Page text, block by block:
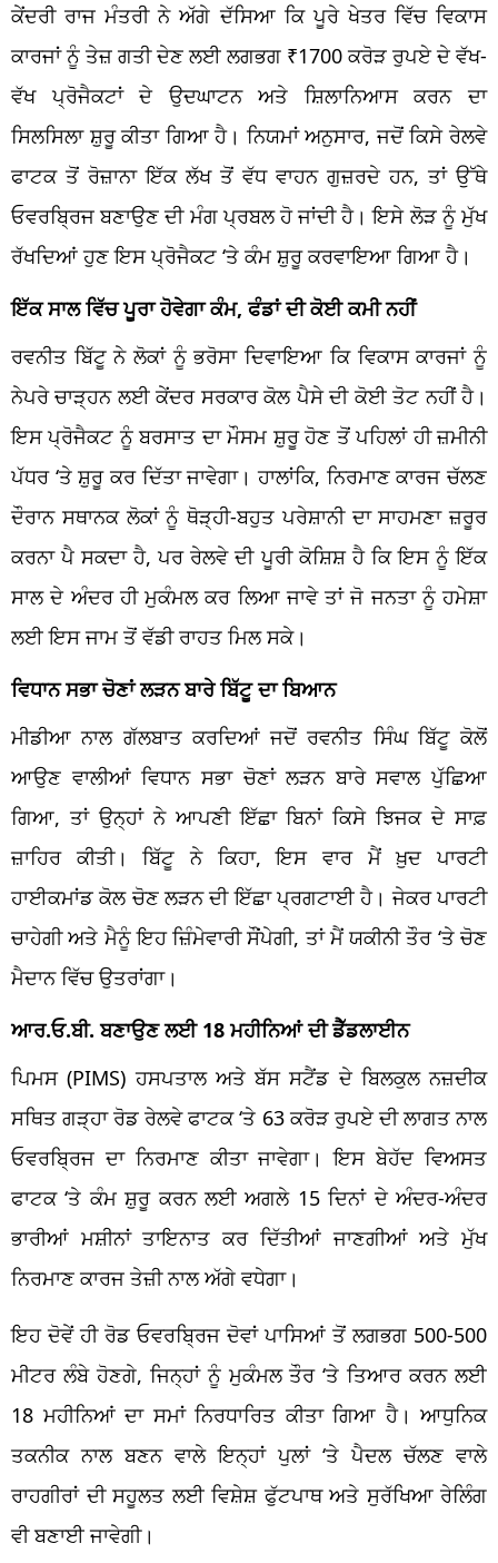
ਕੇਂਦਰੀ ਰਾਜ ਮੰਤਰੀ ਨੇ ਅੱਗੇ ਦੱਸਿਆ ਕਿ ਪੂਰੇ ਖੇਤਰ ਵਿੱਚ ਵਿਕਾਸ
ਕਾਰਜਾਂ ਨੂੰ ਤੇਜ਼ ਗਤੀ ਦੇਣ ਲਈ ਲਗਭਗ ₹1700 ਕਰੋੜ ਰੁਪਏ ਦੇ ਵੱਖ-
ਵੱਖ ਪ੍ਰੋਜੈਕਟਾਂ ਦੇ ਉਦਘਾਟਨ ਅਤੇ ਸ਼ਿਲਾਨਿਆਸ ਕਰਨ ਦਾ
ਸਿਲਸਿਲਾ ਸ਼ੁਰੂ ਕੀਤਾ ਗਿਆ ਹੈ। ਨਿਯਮਾਂ ਅਨੁਸਾਰ, ਜਦੋਂ ਕਿਸੇ ਰੇਲਵੇ
ਫਾਟਕ ਤੋਂ ਰੋਜ਼ਾਨਾ ਇੱਕ ਲੱਖ ਤੋਂ ਵੱਧ ਵਾਹਨ ਗੁਜ਼ਰਦੇ ਹਨ, ਤਾਂ ਉੱਥੇ
ਓਵਰਬ੍ਰਿਜ ਬਣਾਉਣ ਦੀ ਮੰਗ ਪ੍ਰਬਲ ਹੋ ਜਾਂਦੀ ਹੈ। ਇਸੇ ਲੋੜ ਨੂੰ ਮੁੱਖ
ਰੱਖਦਿਆਂ ਹੁਣ ਇਸ ਪ੍ਰੋਜੈਕਟ ‘ਤੇ ਕੰਮ ਸ਼ੁਰੂ ਕਰਵਾਇਆ ਗਿਆ ਹੈ।
ਇੱਕ ਸਾਲ ਵਿੱਚ ਪੂਰਾ ਹੋਵੇਗਾ ਕੰਮ, ਫੰਡਾਂ ਦੀ ਕੋਈ ਕਮੀ ਨਹੀਂ
ਰਵਨੀਤ ਬਿੱਟੂ ਨੇ ਲੋਕਾਂ ਨੂੰ ਭਰੋਸਾ ਦਿਵਾਇਆ ਕਿ ਵਿਕਾਸ ਕਾਰਜਾਂ ਨੂੰ
ਨੇਪਰੇ ਚਾੜ੍ਹਨ ਲਈ ਕੇਂਦਰ ਸਰਕਾਰ ਕੋਲ ਪੈਸੇ ਦੀ ਕੋਈ ਤੋਟ ਨਹੀਂ ਹੈ।
ਇਸ ਪ੍ਰੋਜੈਕਟ ਨੂੰ ਬਰਸਾਤ ਦਾ ਮੌਸਮ ਸ਼ੁਰੂ ਹੋਣ ਤੋਂ ਪਹਿਲਾਂ ਹੀ ਜ਼ਮੀਨੀ
ਪੱਧਰ ‘ਤੇ ਸ਼ੁਰੂ ਕਰ ਦਿੱਤਾ ਜਾਵੇਗਾ। ਹਾਲਾਂਕਿ, ਨਿਰਮਾਣ ਕਾਰਜ ਚੱਲਣ
ਦੌਰਾਨ ਸਥਾਨਕ ਲੋਕਾਂ ਨੂੰ ਥੋੜ੍ਹੀ-ਬਹੁਤ ਪਰੇਸ਼ਾਨੀ ਦਾ ਸਾਹਮਣਾ ਜ਼ਰੂਰ
ਕਰਨਾ ਪੈ ਸਕਦਾ ਹੈ, ਪਰ ਰੇਲਵੇ ਦੀ ਪੂਰੀ ਕੋਸ਼ਿਸ਼ ਹੈ ਕਿ ਇਸ ਨੂੰ ਇੱਕ
ਸਾਲ ਦੇ ਅੰਦਰ ਹੀ ਮੁਕੰਮਲ ਕਰ ਲਿਆ ਜਾਵੇ ਤਾਂ ਜੋ ਜਨਤਾ ਨੂੰ ਹਮੇਸ਼ਾ
ਲਈ ਇਸ ਜਾਮ ਤੋਂ ਵੱਡੀ ਰਾਹਤ ਮਿਲ ਸਕੇ।
ਵਿਧਾਨ ਸਭਾ ਚੋਣਾਂ ਲੜਨ ਬਾਰੇ ਬਿੱਟੂ ਦਾ ਬਿਆਨ
ਮੀਡੀਆ ਨਾਲ ਗੱਲਬਾਤ ਕਰਦਿਆਂ ਜਦੋਂ ਰਵਨੀਤ ਸਿੰਘ ਬਿੱਟੂ ਕੋਲੋਂ
ਆਉਣ ਵਾਲੀਆਂ ਵਿਧਾਨ ਸਭਾ ਚੋਣਾਂ ਲੜਨ ਬਾਰੇ ਸਵਾਲ ਪੁੱਛਿਆ
ਗਿਆ, ਤਾਂ ਉਨ੍ਹਾਂ ਨੇ ਆਪਣੀ ਇੱਛਾ ਬਿਨਾਂ ਕਿਸੇ ਝਿਜਕ ਦੇ ਸਾਫ਼
ਜ਼ਾਹਿਰ ਕੀਤੀ। ਬਿੱਟੂ ਨੇ ਕਿਹਾ, ਇਸ ਵਾਰ ਮੈਂ ਖ਼ੁਦ ਪਾਰਟੀ
ਹਾਈਕਮਾਂਡ ਕੋਲ ਚੋਣ ਲੜਨ ਦੀ ਇੱਛਾ ਪ੍ਰਗਟਾਈ ਹੈ। ਜੇਕਰ ਪਾਰਟੀ
ਚਾਹੇਗੀ ਅਤੇ ਮੈਨੂੰ ਇਹ ਜ਼ਿੰਮੇਵਾਰੀ ਸੌਂਪੇਗੀ, ਤਾਂ ਮੈਂ ਯਕੀਨੀ ਤੌਰ ‘ਤੇ ਚੋਣ
ਮੈਦਾਨ ਵਿੱਚ ਉਤਰਾਂਗਾ।
ਆਰ.ਓ.ਬੀ. ਬਣਾਉਣ ਲਈ 18 ਮਹੀਨਿਆਂ ਦੀ ਡੈੱਡਲਾਈਨ
ਪਿਮਸ (PIMS) ਹਸਪਤਾਲ ਅਤੇ ਬੱਸ ਸਟੈਂਡ ਦੇ ਬਿਲਕੁਲ ਨਜ਼ਦੀਕ
ਸਥਿਤ ਗੜ੍ਹਾ ਰੋਡ ਰੇਲਵੇ ਫਾਟਕ ‘ਤੇ 63 ਕਰੋੜ ਰੁਪਏ ਦੀ ਲਾਗਤ ਨਾਲ
ਓਵਰਬ੍ਰਿਜ ਦਾ ਨਿਰਮਾਣ ਕੀਤਾ ਜਾਵੇਗਾ। ਇਸ ਬੇਹੱਦ ਵਿਅਸਤ
ਫਾਟਕ ‘ਤੇ ਕੰਮ ਸ਼ੁਰੂ ਕਰਨ ਲਈ ਅਗਲੇ 15 ਦਿਨਾਂ ਦੇ ਅੰਦਰ-ਅੰਦਰ
ਭਾਰੀਆਂ ਮਸ਼ੀਨਾਂ ਤਾਇਨਾਤ ਕਰ ਦਿੱਤੀਆਂ ਜਾਣਗੀਆਂ ਅਤੇ ਮੁੱਖ
ਨਿਰਮਾਣ ਕਾਰਜ ਤੇਜ਼ੀ ਨਾਲ ਅੱਗੇ ਵਧੇਗਾ।
ਇਹ ਦੋਵੇਂ ਹੀ ਰੋਡ ਓਵਰਬ੍ਰਿਜ ਦੋਵਾਂ ਪਾਸਿਆਂ ਤੋਂ ਲਗਭਗ 500-500
ਮੀਟਰ ਲੰਬੇ ਹੋਣਗੇ, ਜਿਨ੍ਹਾਂ ਨੂੰ ਮੁਕੰਮਲ ਤੌਰ ‘ਤੇ ਤਿਆਰ ਕਰਨ ਲਈ
18 ਮਹੀਨਿਆਂ ਦਾ ਸਮਾਂ ਨਿਰਧਾਰਿਤ ਕੀਤਾ ਗਿਆ ਹੈ। ਆਧੁਨਿਕ
ਤਕਨੀਕ ਨਾਲ ਬਣਨ ਵਾਲੇ ਇਨ੍ਹਾਂ ਪੁਲਾਂ ‘ਤੇ ਪੈਦਲ ਚੱਲਣ ਵਾਲੇ
ਰਾਹਗੀਰਾਂ ਦੀ ਸਹੂਲਤ ਲਈ ਵਿਸ਼ੇਸ਼ ਫੁੱਟਪਾਥ ਅਤੇ ਸੁਰੱਖਿਆ ਰੇਲਿੰਗ
ਵੀ ਬਣਾਈ ਜਾਵੇਗੀ।